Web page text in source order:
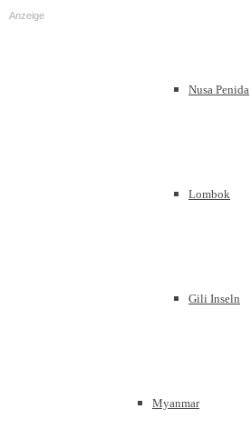
Nusa Penida
Lombok
Gili Inseln
Myanmar
Anzeige